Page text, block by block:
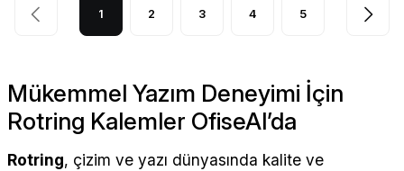
1 2 3 4 5
Mükemmel Yazım Deneyimi İçin
Rotring Kalemler OfiseAl’da
Rotring, çizim ve yazı dünyasında kalite ve